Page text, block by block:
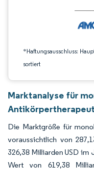
*Haftungsausschluss:
sortiert
Marktanalyse für
Die Marktgröße für
voraussichtlich von
326,38 Milliarden USD im
Wert von 619,38